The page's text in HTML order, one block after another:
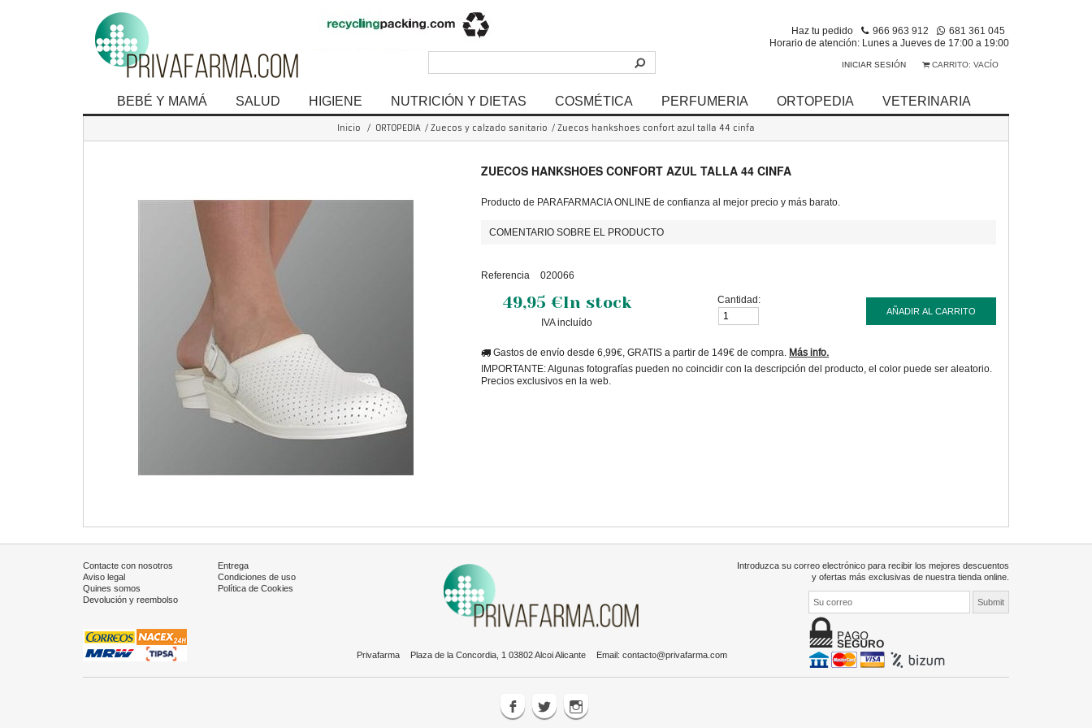
Haz tu pedido 966 963 912
681 361 045
Horario de atención: Lunes a Jueves de 17:00 a 19:00
CARRITO: VACÍO
INICIAR SESIÓN
BEBÉ Y MAMÁ SALUD HIGIENE NUTRICIÓN Y DIETAS COSMÉTICA PERFUMERIA ORTOPEDIA VETERINARIA
Inicio / ORTOPEDIA / Zuecos y calzado sanitario / Zuecos hankshoes confort azul talla 44 cinfa
ZUECOS HANKSHOES CONFORT AZUL TALLA 44 CINFA
Producto de PARAFARMACIA ONLINE de confianza al mejor precio y más barato.
COMENTARIO SOBRE EL PRODUCTO
Referencia 020066
49,95 €In stock
IVA incluído
Cantidad:
AÑADIR AL CARRITO
Gastos de envío desde 6,99€, GRATIS a partir de 149€ de compra. Más info.
IMPORTANTE: Algunas fotografías pueden no coincidir con la descripción del producto, el color puede ser aleatorio.
Precios exclusivos en la web.
Contacte con nosotros
Entrega
Aviso legal
Condiciones de uso
Quines somos
Política de Cookies
Devolución y reembolso
Introduzca su correo electrónico para recibir los mejores descuentos
y ofertas más exclusivas de nuestra tienda online.
Privafarma Plaza de la Concordia, 1 03802 Alcoi Alicante Email: contacto@privafarma.com